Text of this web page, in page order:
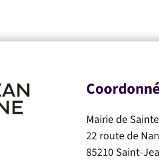
Mairie de
22 route de
85210 Saint-